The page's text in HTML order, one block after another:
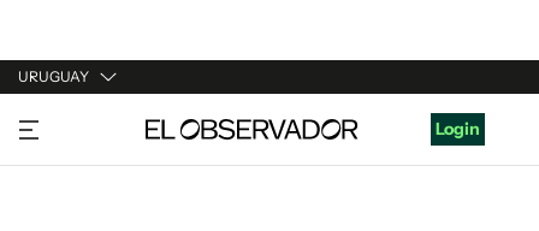
URUGUAY
URUGUAY
ARGENTINA
Login